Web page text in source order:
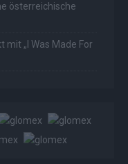
österreichische
mit „I Was Made For